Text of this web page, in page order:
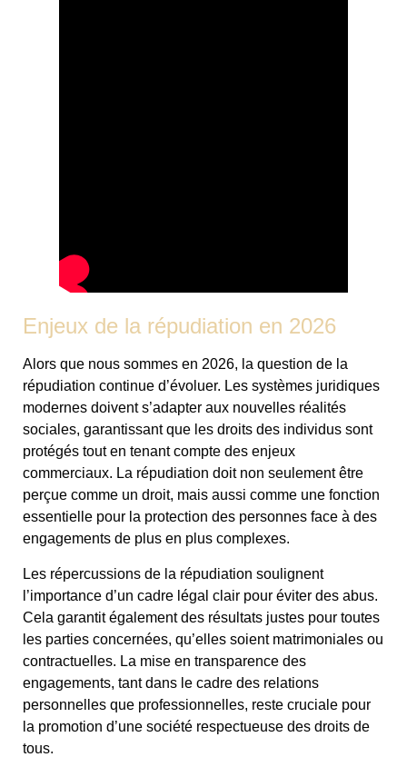
Enjeux de la répudiation en 2026
Alors que nous sommes en 2026, la question de la
répudiation continue d’évoluer. Les systèmes juridiques
modernes doivent s’adapter aux nouvelles réalités
sociales, garantissant que les droits des individus sont
protégés tout en tenant compte des enjeux
commerciaux. La répudiation doit non seulement être
perçue comme un droit, mais aussi comme une fonction
essentielle pour la protection des personnes face à des
engagements de plus en plus complexes.
Les répercussions de la répudiation soulignent
l’importance d’un cadre légal clair pour éviter des abus.
Cela garantit également des résultats justes pour toutes
les parties concernées, qu’elles soient matrimoniales ou
contractuelles. La mise en transparence des
engagements, tant dans le cadre des relations
personnelles que professionnelles, reste cruciale pour
la promotion d’une société respectueuse des droits de
tous.